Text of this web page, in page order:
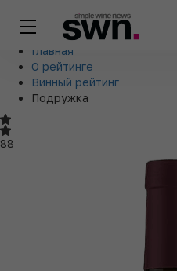
Главная
О рейтинге
Винный рейтинг
Подружка
88